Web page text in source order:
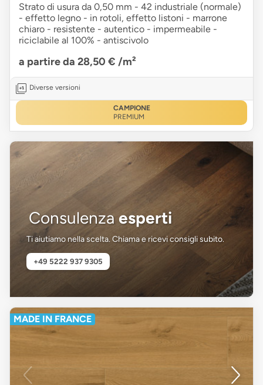
Strato di usura da 0,50 mm - 42 industriale (normale)
- effetto legno - in rotoli, effetto listoni - marrone
chiaro - resistente - autentico - impermeabile -
riciclabile al 100% - antiscivolo
a partire da 28,50 € /m²
Diverse versioni
CAMPIONE
PREMIUM
Consulenza esperti
Ti aiutiamo nella scelta. Chiama e ricevi consigli subito.
+49 5222 937 9305
MADE IN FRANCE